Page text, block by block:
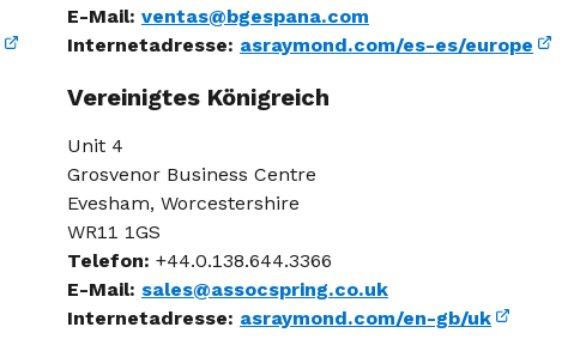
E-Mail: ventas@bgespana.com
Internetadresse: asraymond.com/es-es/europe
Vereinigtes Königreich
Unit 4
Grosvenor Business Centre
Evesham, Worcestershire
WR11 1GS
Telefon: +44.0.138.644.3366
E-Mail: sales@assocspring.co.uk
Internetadresse: asraymond.com/en-gb/uk